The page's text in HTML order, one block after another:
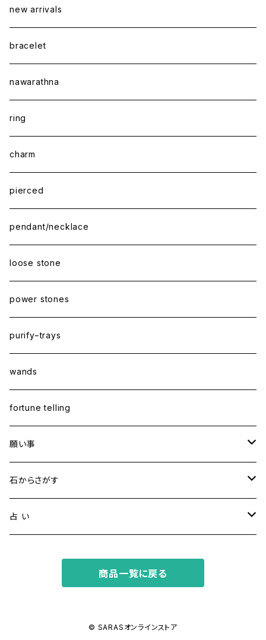
new arrivals
bracelet
nawarathna
ring
charm
pierced
pendant/necklace
loose stone
power stones
purify−trays
wands
fortune telling
願い事
健康・恋愛・愛情
精神安定・安らぎ
金運・ビジネス
石からさがす
アイオライト
占 い
ホロスコープ占星術
商品一覧に戻る
© SARASオンラインストア